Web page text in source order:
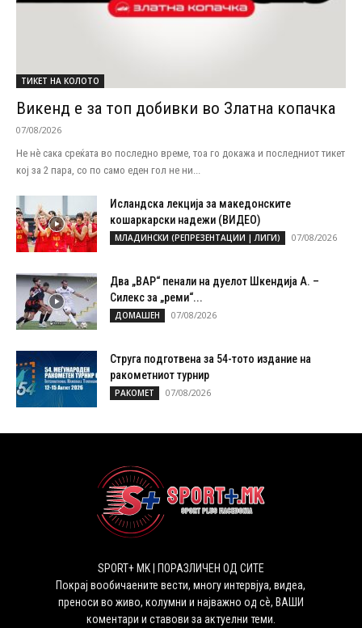
ТИКЕТ НА КОЛОТО
Викенд е за топ добивки во Златна копачка
07/08/2026
Не нѐ сака среќата во последно време, тоа го докажа и последниот тикет
кој за 2 пара, со по само еден гол не ни...
Исландска лекција за македонските
кошаркарски надежи (ВИДЕО)
МЛАДИНСКИ (РЕПРЕЗЕНТАЦИИ | ЛИГИ) 07/08/2026
Два „ВАР“ пенали на дуелот Шкендија А. –
Силекс за „реми“...
ДОМАШЕН 07/08/2026
Струга подготвена за 54-тото издание на
ракометниот турнир
РАКОМЕТ 07/08/2026
SPORT+ MK | ПОРАЗЛИЧЕН ОД СИТЕ
Покрај вообичаените вести, многу интервјуа, видеа,
преноси во живо, колумни и најважно од сѐ, ВАШИ
коментари и ставови за актуелни теми.